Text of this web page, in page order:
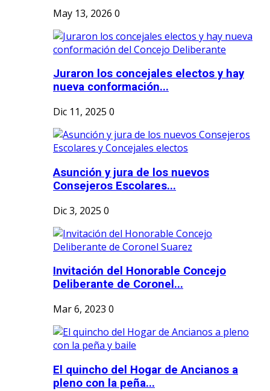
May 13, 2026 0
Juraron los concejales electos y hay
nueva conformación...
Dic 11, 2025 0
Asunción y jura de los nuevos
Consejeros Escolares...
Dic 3, 2025 0
Invitación del Honorable Concejo
Deliberante de Coronel...
Mar 6, 2023 0
El quincho del Hogar de Ancianos a
pleno con la peña...